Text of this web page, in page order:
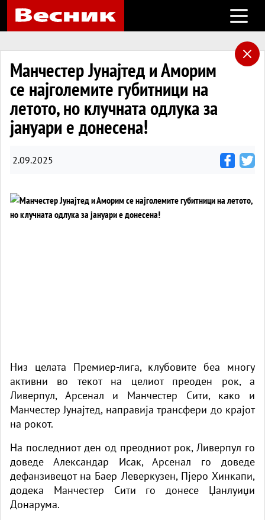
Open
Манчестер Јунајтед и Аморим
се најголемите губитници на
летото, но клучната одлука за
јануари е донесена!
2.09.2025
Низ целата Премиер-лига, клубовите беа многу
активни во текот на целиот преоден рок, а
Ливерпул, Арсенал и Манчестер Сити, како и
Манчестер Јунајтед, направија трансфери до крајот
на рокот.
На последниот ден од преодниот рок, Ливерпул го
доведе Александар Исак, Арсенал го доведе
дефанзивецот на Баер Леверкузен, Пјеро Хинкапи,
додека Манчестер Сити го донесе Џанлуиџи
Донарума.